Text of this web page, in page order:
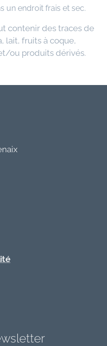
un endroit frais et sec.
contenir des traces de
lait, fruits à coque,
ou produits dérivés.